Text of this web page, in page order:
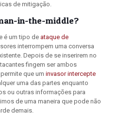
de mitigação.
in-the-middle?
é um tipo deataque de
interrompem uma conversa
Depois de se inserirem no
fingem ser ambos
que um invasor intercepte
uma das partes enquanto
ou outras informações para
de uma maneira que pode não
demais.